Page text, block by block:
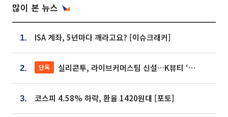
많이 본 뉴스
1. ISA 계좌, 5년마다 깨라고요? [이슈크래커]
2. 단독 실리콘투, 라이브커머스팀 신설…K뷰티 ‘글로벌 판매망’ 확대[K뷰티 라방戰]
3. 코스피 4.58% 하락, 환율 1420원대 [포토]